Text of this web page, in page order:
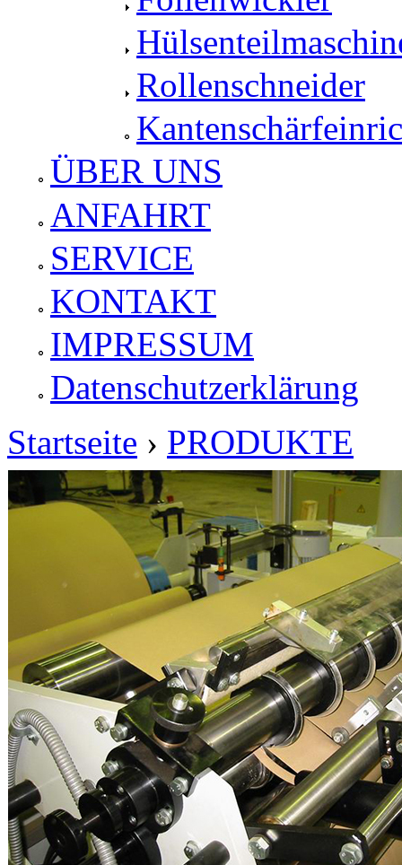
Rollenschneider
ÜBER UNS
ANFAHRT
SERVICE
KONTAKT
IMPRESSUM
Datenschutzerklärung
Sie sind hier
Startseite › PRODUKTE